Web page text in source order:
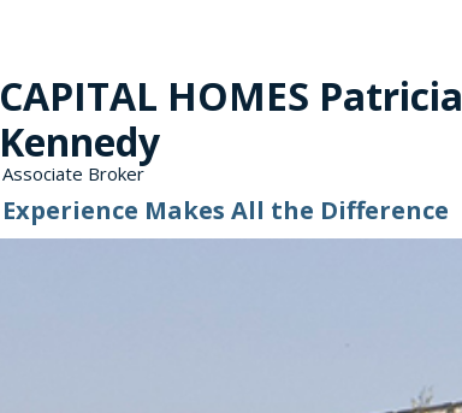
CAPITAL HOMES Patricia
Kennedy
Associate Broker
Experience Makes All the Difference